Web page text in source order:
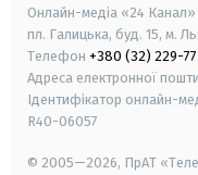
Онлайн-медіа «24 Канал»
пл. Галицька, буд. 15, м.
Телефон +380 (32) 229-
Адреса електронної
Ідентифікатор онлайн-
R40-06057
© 2005—2026, ПрАТ